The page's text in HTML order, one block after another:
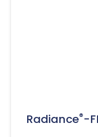
Radiance®-